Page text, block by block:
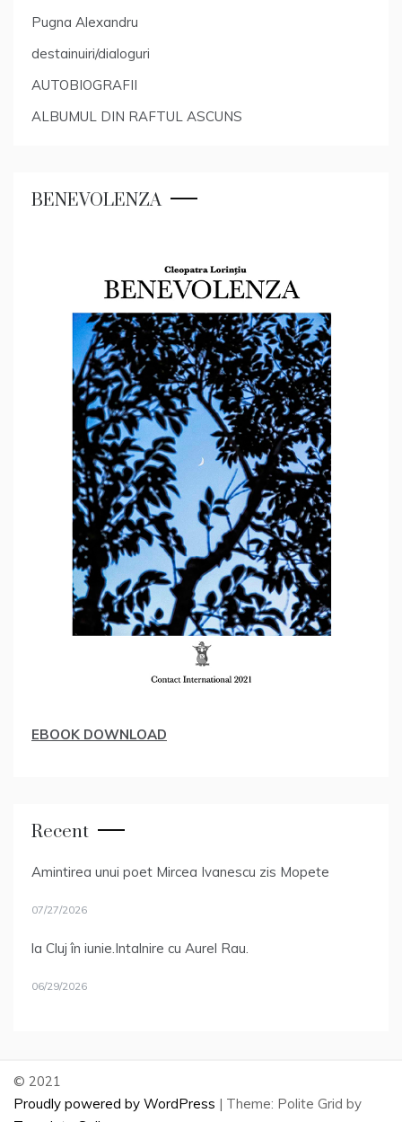
Pugna Alexandru
destainuiri/dialoguri
AUTOBIOGRAFII
ALBUMUL DIN RAFTUL ASCUNS
BENEVOLENZA
EBOOK DOWNLOAD
Recent
Amintirea unui poet Mircea Ivanescu zis Mopete
07/27/2026
la Cluj în iunie.Intalnire cu Aurel Rau.
06/29/2026
© 2021
Proudly powered by WordPress | Theme: Polite Grid by